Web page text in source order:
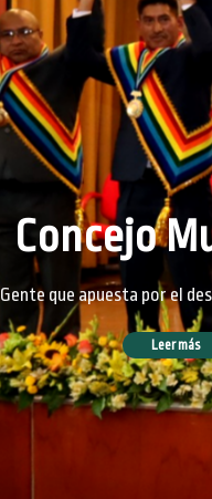
Concejo
Gente que apuesta por el
Leer más